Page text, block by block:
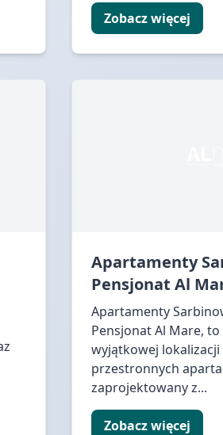
Zobacz więcej
Apartamenty
Pensjonat Al
Apartamenty
Pensjonat Al Mare,
wyjątkowej lokalizacji
przestronnych
zaprojektowany z...
Zobacz więcej